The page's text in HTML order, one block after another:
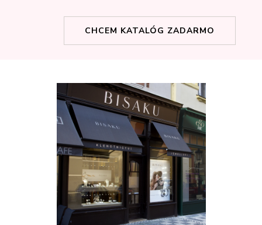
CHCEM KATALÓG ZADARMO